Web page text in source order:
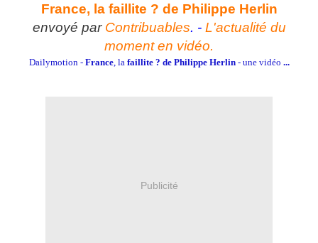
France, la faillite ? de Philippe Herlin
envoyé par Contribuables. - L'actualité du
moment en vidéo.
Dailymotion - France, la faillite ? de Philippe Herlin- une vidéo ...
Publicité